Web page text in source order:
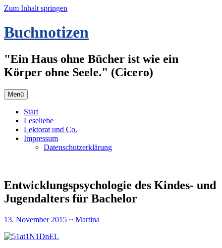
Zum Inhalt springen
Buchnotizen
"Ein Haus ohne Bücher ist wie ein
Körper ohne Seele." (Cicero)
Menü
Start
Leseliebe
Lektorat und Co.
Impressum
Datenschutzerklärung
Entwicklungspsychologie des Kindes- und
Jugendalters für Bachelor
13. November 2015 ~ Martina